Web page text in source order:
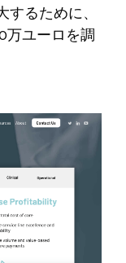
るために、
万ユーロを調